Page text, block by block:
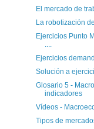
El mercado de
La robotización
Ejercicios Punto
....
Ejercicios
Solución a
Glosario 5 -
indicadores
Vídeos -
Tipos de